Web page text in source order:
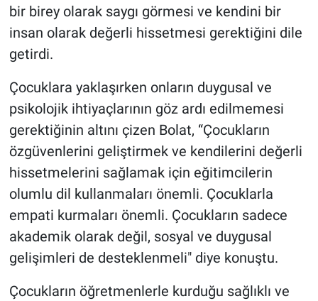
bir birey olarak saygı görmesi ve kendini bir
insan olarak değerli hissetmesi gerektiğini dile
getirdi.
Çocuklara yaklaşırken onların duygusal ve
psikolojik ihtiyaçlarının göz ardı edilmemesi
gerektiğinin altını çizen Bolat, “Çocukların
özgüvenlerini geliştirmek ve kendilerini değerli
hissetmelerini sağlamak için eğitimcilerin
olumlu dil kullanmaları önemli. Çocuklarla
empati kurmaları önemli. Çocukların sadece
akademik olarak değil, sosyal ve duygusal
gelişimleri de desteklenmeli" diye konuştu.
Çocukların öğretmenlerle kurduğu sağlıklı ve